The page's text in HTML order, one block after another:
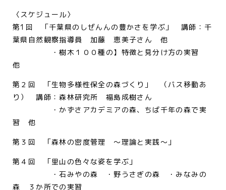
〈スケジュール〉
第1回 「千葉県のしぜんんの豊かさを学ぶ」 講師：千
葉県自然観察指導員 加藤 恵美子さん 他
・樹木１００種の】特徴と見分け方の実習
他
第２回 「生物多様性保全の森づくり」 （バス移動あ
り） 講師：森林研究所 福島成樹さん
・かずさアカデミアの森、ちば千年の森で実
習 他
第３回 「森林の密度管理 ～理論と実践～」
第４回 「里山の色々な姿を学ぶ」
・石みやの森 ・野うさぎの森 ・みなみの
森 ３か所での実習